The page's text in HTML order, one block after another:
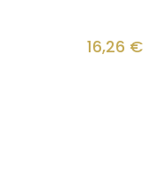
16,26 €